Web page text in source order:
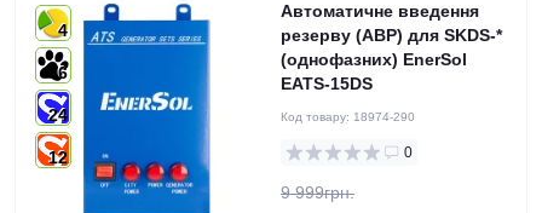
4
6
24
12
Автоматичне введення
резерву (АВР) для SKDS-*
(однофазних) EnerSol
EATS-15DS
Код товару: 18974-290
0
9 999грн.